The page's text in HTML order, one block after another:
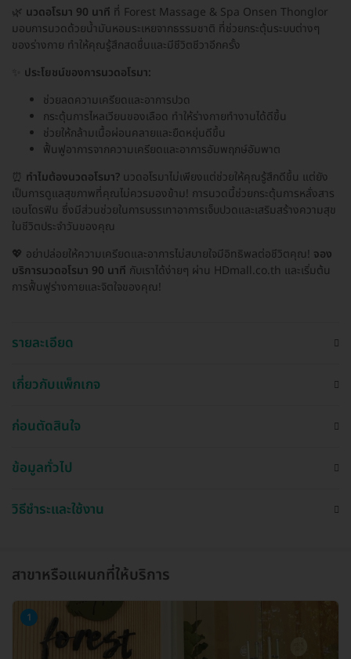
🌿 นวดอโรมา 90 นาที ที่ Forest Massage & Spa Onsen Thonglor
มอบการนวดด้วยน้ำมันหอมระเหยจากธรรมชาติ ที่ช่วยกระตุ้นระบบต่างๆ
ของร่างกาย ทำให้คุณรู้สึกสดชื่นและมีชีวิตชีวาอีกครั้ง
ประโยชน์ของการนวดอโรมา:
ช่วยลดความเครียดและอาการปวด
กระตุ้นการไหลเวียนของเลือด ทำให้ร่างกายทำงานได้ดีขึ้น
ช่วยให้กล้ามเนื้อผ่อนคลายและยืดหยุ่นดีขึ้น
ฟื้นฟูอาการจากความเครียดและอาการอัมพฤกษ์อัมพาต
⏰ ทำไมต้องนวดอโรมา? นวดอโรมาไม่เพียงแต่ช่วยให้คุณรู้สึกดีขึ้น แต่ยัง
เป็นการดูแลสุขภาพที่คุณไม่ควรมองข้าม! การนวดนี้ช่วยกระตุ้นการหลั่งสาร
เอนโดรฟิน ซึ่งมีส่วนช่วยในการบรรเทาอาการเจ็บปวดและเสริมสร้างความสุข
ในชีวิตประจำวันของคุณ
💖 อย่าปล่อยให้ความเครียดและอาการไม่สบายใจมีอิทธิพลต่อชีวิตคุณ! จอง
บริการนวดอโรมา 90 นาที กับเราได้ง่ายๆ ผ่าน HDmall.co.th และเริ่มต้น
การฟื้นฟูร่างกายและจิตใจของคุณ!
รายละเอียด
เกี่ยวกับแพ็กเกจ
ก่อนตัดสินใจ
ข้อมูลทั่วไป
วิธีชำระและใช้งาน
สาขาหรือแผนกที่ให้บริการ
1